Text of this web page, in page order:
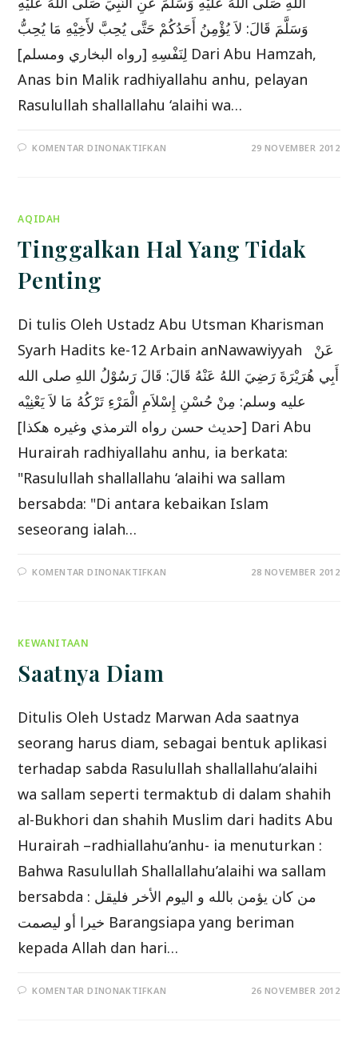
وَسَلَّمَ قَالَ: لاَ يُؤْمِنُ أَحَدُكُمْ حَتَّى يُحِبَّ لأَخِيْهِ مَا يُحِبُّ
لِنَفْسِهِ [رواه البخاري ومسلم] Dari Abu Hamzah,
Anas bin Malik radhiyallahu anhu, pelayan
Rasulullah shallallahu ‘alaihi wa…
KOMENTAR DINONAKTIFKAN 29 NOVEMBER 2012
AQIDAH
Tinggalkan Hal Yang Tidak
Penting
Di tulis Oleh Ustadz Abu Utsman Kharisman
Syarh Hadits ke-12 Arbain anNawawiyyah عَنْ
أَبِي هُرَيْرَةَ رَضِيَ اللهُ عَنْهُ قَالَ: قَالَ رَسُوْلُ اللهِ صلى الله
عليه وسلم: مِنْ حُسْنِ إِسْلاَمِ الْمَرْءِ تَرْكُهُ مَا لاَ يَعْنِيْه
[حديث حسن رواه الترمذي وغيره هكذا] Dari Abu
Hurairah radhiyallahu anhu, ia berkata:
"Rasulullah shallallahu ‘alaihi wa sallam
bersabda: "Di antara kebaikan Islam
seseorang ialah…
KOMENTAR DINONAKTIFKAN 28 NOVEMBER 2012
KEWANITAAN
Saatnya Diam
Ditulis Oleh Ustadz Marwan Ada saatnya
seorang harus diam, sebagai bentuk aplikasi
terhadap sabda Rasulullah shallallahu’alaihi
wa sallam seperti termaktub di dalam shahih
al-Bukhori dan shahih Muslim dari hadits Abu
Hurairah –radhiallahu’anhu- ia menuturkan :
Bahwa Rasulullah Shallallahu’alaihi wa sallam
bersabda : من كان يؤمن بالله و اليوم الأخر فليقل
خيرا أو ليصمت Barangsiapa yang beriman
kepada Allah dan hari…
KOMENTAR DINONAKTIFKAN 26 NOVEMBER 2012